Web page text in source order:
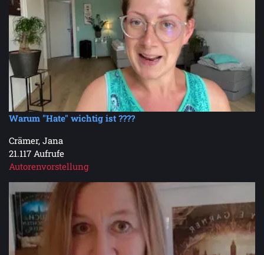
Warum "Hate" wichtig ist ????
Crämer, Jana
21.117 Aufrufe
Autorenvorstellung